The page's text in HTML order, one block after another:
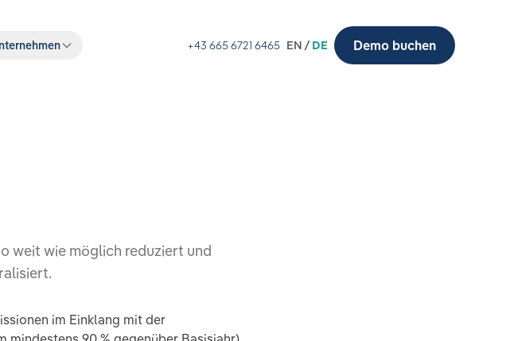
+43 665 6721 6465 EN / DE Demo buchen
weit wie möglich reduziert und
im Einklang mit der